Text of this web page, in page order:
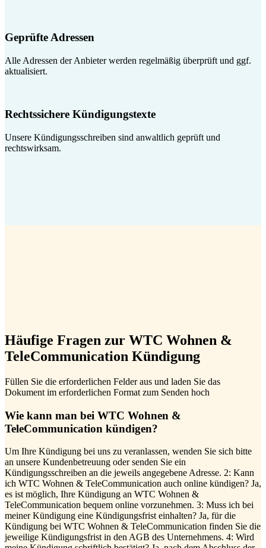
Geprüfte Adressen
Alle Adressen der Anbieter werden regelmäßig überprüft und ggf.
aktualisiert.
Rechtssichere Kündigungstexte
Unsere Kündigungsschreiben sind anwaltlich geprüft und
rechtswirksam.
Häufige Fragen zur WTC Wohnen &
TeleCommunication Kündigung
Füllen Sie die erforderlichen Felder aus und laden Sie das
Dokument im erforderlichen Format zum Senden hoch
Wie kann man bei WTC Wohnen &
TeleCommunication kündigen?
Um Ihre Kündigung bei uns zu veranlassen, wenden Sie sich bitte
an unsere Kundenbetreuung oder senden Sie ein
Kündigungsschreiben an die jeweils angegebene Adresse. 2: Kann
ich WTC Wohnen & TeleCommunication auch online kündigen? Ja,
es ist möglich, Ihre Kündigung an WTC Wohnen &
TeleCommunication bequem online vorzunehmen. 3: Muss ich bei
meiner Kündigung eine Kündigungsfrist einhalten? Ja, für die
Kündigung bei WTC Wohnen & TeleCommunication finden Sie die
jeweilige Kündigungsfrist in den AGB des Unternehmens. 4: Wird